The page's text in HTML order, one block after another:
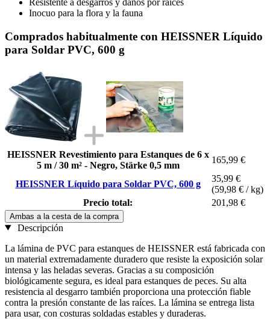
Resistente a desgarros y daños por raíces
Inocuo para la flora y la fauna
Comprados habitualmente con HEISSNER Líquido
para Soldar PVC, 600 g
HEISSNER Revestimiento para Estanques de 6 x
5 m / 30 m² - Negro, Stärke 0,5 mm
165,99 €
HEISSNER Líquido para Soldar PVC, 600 g
35,99 €
(59,98 € / kg)
Precio total:
201,98 €
Ambas a la cesta de la compra
Descripción
La lámina de PVC para estanques de HEISSNER está fabricada con
un material extremadamente duradero que resiste la exposición solar
intensa y las heladas severas. Gracias a su composición
biológicamente segura, es ideal para estanques de peces. Su alta
resistencia al desgarro también proporciona una protección fiable
contra la presión constante de las raíces. La lámina se entrega lista
para usar, con costuras soldadas estables y duraderas.